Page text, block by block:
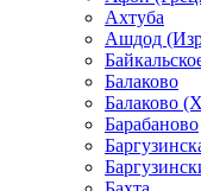
Ахтуба
Ашдод
Балаково
Балаково
Барабаново